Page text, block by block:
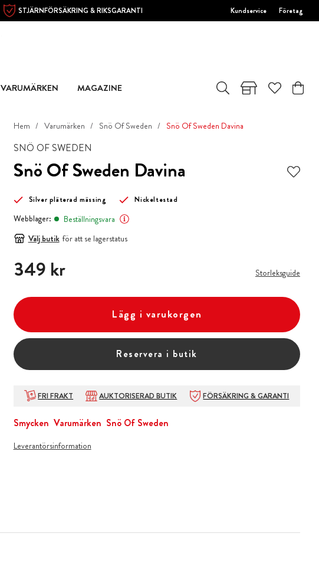
STJÄRNFÖRSÄKRING & RIKSGARANTI Kundservice Företag
VARUMÄRKEN MAGAZINE
Hem Varumärken Snö Of Sweden Snö Of Sweden Davina
SNÖ OF SWEDEN
Snö Of Sweden Davina
Silver pläterad mässing Nickeltestad
Webblager:
Beställningsvara
Välj butik för att se lagerstatus
Pris :349 kr
349 kr Storleksguide
Lägg i varukorgen
Reservera i butik
FRI FRAKT AUKTORISERAD BUTIK FÖRSÄKRING & GARANTI
Smycken Varumärken Snö Of Sweden
Leverantörsinformation